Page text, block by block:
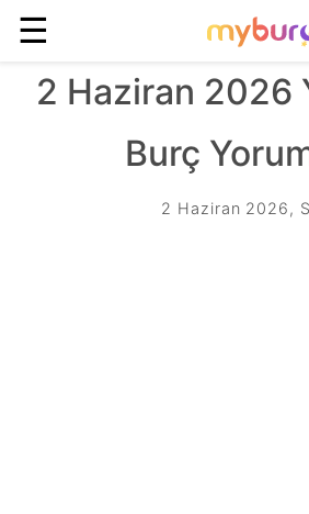
☰
2 Haziran 2026
Burç
2 Haziran 2026,